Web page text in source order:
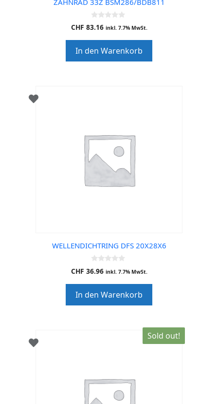
0
o
o
f
5
CHF 83.16 inkl. 7.7% MwSt.
In den Warenkorb
WELLENDICHTRING DFS 20X28X6
0
o
o
f
5
CHF 36.96 inkl. 7.7% MwSt.
In den Warenkorb
Sold out!